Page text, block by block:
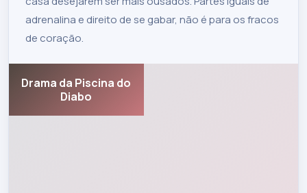
adrenalina e direito de se gabar, não é para os fracos
de coração.
Drama da Piscina do
Diabo